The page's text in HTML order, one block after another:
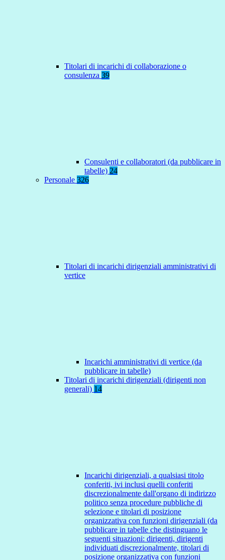
Titolari di incarichi di collaborazione o
consulenza 39
Consulenti e collaboratori (da pubblicare in
tabelle) 24
Personale 326
Titolari di incarichi dirigenziali amministrativi di
vertice
Incarichi amministrativi di vertice (da
pubblicare in tabelle)
Titolari di incarichi dirigenziali (dirigenti non
generali) 14
Incarichi dirigenziali, a qualsiasi titolo
conferiti, ivi inclusi quelli conferiti
discrezionalmente dall'organo di indirizzo
politico senza procedure pubbliche di
selezione e titolari di posizione
organizzativa con funzioni dirigenziali (da
pubblicare in tabelle che distinguano le
seguenti situazioni: dirigenti, dirigenti
individuati discrezionalmente, titolari di
posizione organizzativa con funzioni